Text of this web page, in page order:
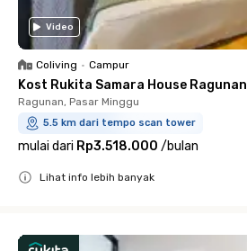
Video
Coliving • Campur
Kost Rukita Samara House Ragunan
Ragunan, Pasar Minggu
5.5 km dari tempo scan tower
mulai dari Rp3.518.000 /bulan
Lihat info lebih banyak